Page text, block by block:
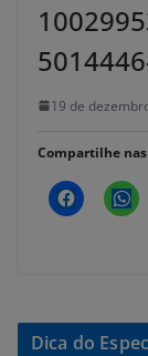
19 de
Compartilhe nas
Dica do